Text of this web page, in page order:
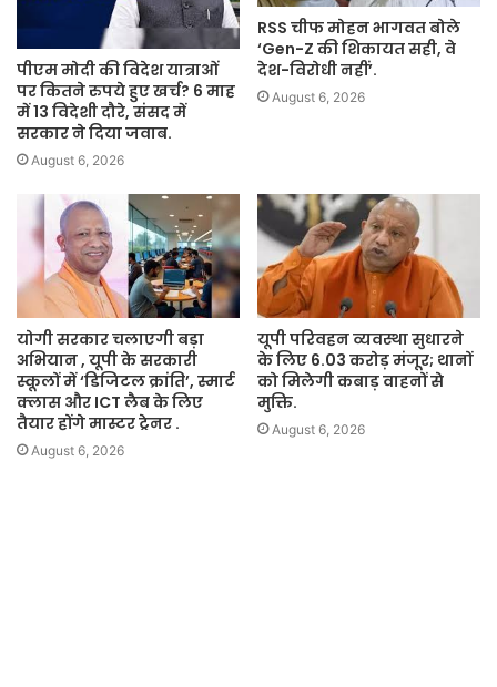
पीएम मोदी की विदेश यात्राओं
पर कितने रुपये हुए खर्च? 6 माह
में 13 विदेशी दौरे, संसद में
सरकार ने दिया जवाब.
August 6, 2026
RSS चीफ मोहन भागवत बोले
‘Gen-Z की शिकायत सही, वे
देश-विरोधी नहीं’.
August 6, 2026
योगी सरकार चलाएगी बड़ा
अभियान , यूपी के सरकारी
स्कूलों में ‘डिजिटल क्रांति’, स्मार्ट
क्लास और ICT लैब के लिए
तैयार होंगे मास्टर ट्रेनर .
August 6, 2026
यूपी परिवहन व्यवस्था सुधारने
के लिए 6.03 करोड़ मंजूर; थानों
को मिलेगी कबाड़ वाहनों से
मुक्ति.
August 6, 2026